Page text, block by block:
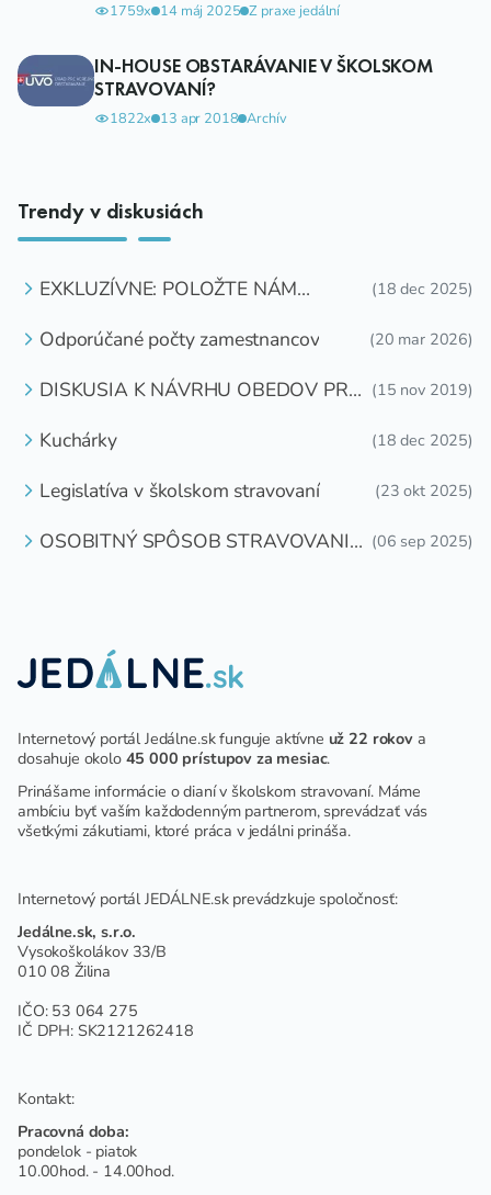
1759x 14 máj 2025 Z praxe jedální
IN-HOUSE OBSTARÁVANIE V ŠKOLSKOM
STRAVOVANÍ?
1822x 13 apr 2018 Archív
Trendy v diskusiách
EXKLUZÍVNE: POLOŽTE NÁM
(18 dec 2025)
Odporúčané počty zamestnancov (20 mar 2026)
DISKUSIA K NÁVRHU OBEDOV PRE
(15 nov 2019)
Kuchárky (18 dec 2025)
Legislatíva v školskom stravovaní (23 okt 2025)
OSOBITNÝ SPÔSOB STRAVOVANIA (06 sep 2025)
Internetový portál Jedálne.sk funguje aktívne už 22 rokova
dosahuje okolo 45 000 prístupov za mesiac.
Prinášame informácie o dianí v školskom stravovaní. Máme
ambíciu byť vaším každodenným partnerom, sprevádzať vás
všetkými zákutiami, ktoré práca v jedálni prináša.
Internetový portál JEDÁLNE.sk prevádzkuje spoločnosť:
Jedálne.sk, s.r.o.
Vysokoškolákov 33/B
010 08 Žilina
IČO: 53 064 275
IČ DPH: SK2121262418
Kontakt:
Pracovná doba:
pondelok - piatok
10.00hod. - 14.00hod.